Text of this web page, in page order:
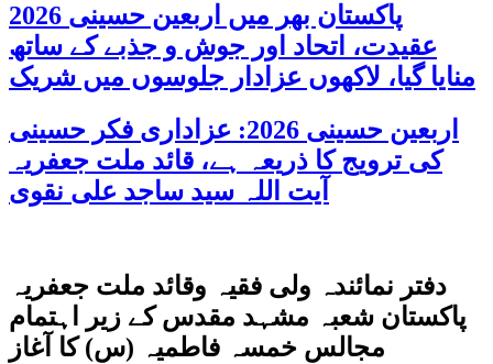
پاکستان بھر میں اربعین حسینی 2026
عقیدت، اتحاد اور جوش و جذبے کے ساتھ
منایا گیا، لاکھوں عزادار جلوسوں میں شریک
اربعین حسینی 2026: عزاداری فکر حسینی
کی ترویج کا ذریعہ ہے، قائد ملت جعفریہ
آیت اللہ سید ساجد علی نقوی
دفتر نمائندہ ولی فقیہ وقائد ملت جعفریہ
پاکستان شعبہ مشہد مقدس کے زیر اہتمام
مجالس خمسہ فاطمیہ (س) کا آغاز